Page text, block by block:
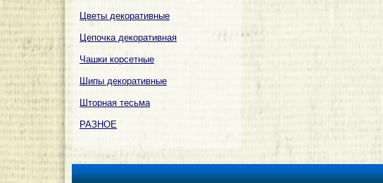
Цветы декоративные
Цепочка декоративная
Чашки корсетные
Шипы декоративные
Шторная тесьма
РАЗНОЕ